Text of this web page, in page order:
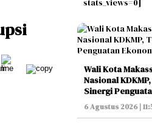
stats_views=0]
Wali Kota
Nasional
Sinergi
6 Agustus 2026 |